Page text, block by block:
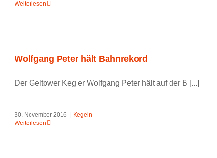
Weiterlesen
Wolfgang Peter hält Bahnrekord
Der Geltower Kegler Wolfgang Peter hält auf der B [...]
30. November 2016
Kegeln
Weiterlesen